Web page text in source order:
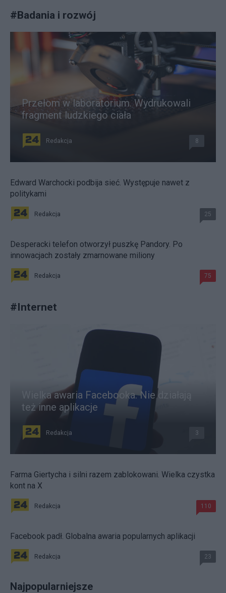
#Badania i rozwój
Przełom w laboratorium. Wydrukowali
fragment ludzkiego ciała
Redakcja 8
Edward Warchocki podbija sieć. Występuje nawet z
politykami
Redakcja 25
Desperacki telefon otworzył puszkę Pandory. Po
innowacjach zostały zmarnowane miliony
Redakcja 75
#Internet
Wielka awaria Facebooka. Nie działają
też inne aplikacje
Redakcja 3
Farma Giertycha i silni razem zablokowani. Wielka czystka
kont na X
Redakcja 110
Facebook padł. Globalna awaria popularnych aplikacji
Redakcja 23
Najpopularniejsze